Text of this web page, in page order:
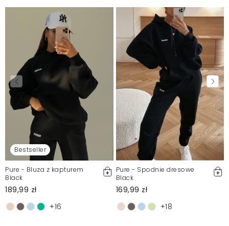
Bestseller
Pure - Bluza z kapturem
Black
189,99 zł
+16
Pure - Spodnie dresowe
Black
169,99 zł
+18